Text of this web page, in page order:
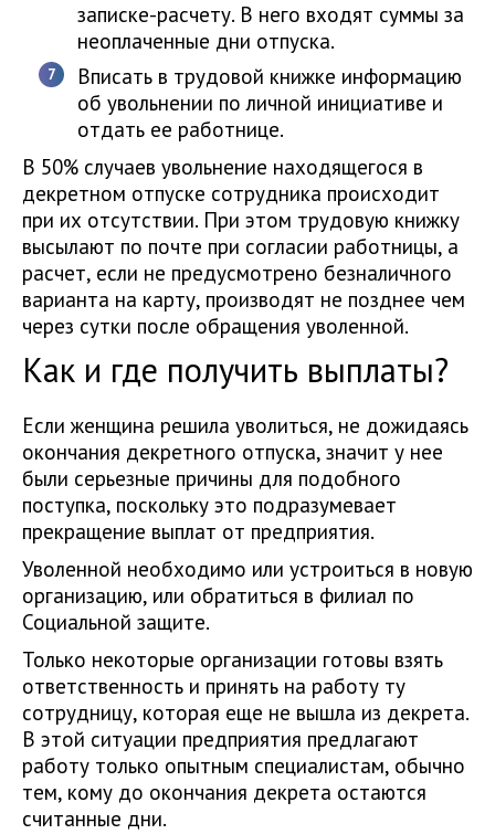
записке-расчету. В него входят суммы за
неоплаченные дни отпуска.
Вписать в трудовой книжке информацию
об увольнении по личной инициативе и
отдать ее работнице.
В 50% случаев увольнение находящегося в
декретном отпуске сотрудника происходит
при их отсутствии. При этом трудовую книжку
высылают по почте при согласии работницы, а
расчет, если не предусмотрено безналичного
варианта на карту, производят не позднее чем
через сутки после обращения уволенной.
Как и где получить выплаты?
Если женщина решила уволиться, не дожидаясь
окончания декретного отпуска, значит у нее
были серьезные причины для подобного
поступка, поскольку это подразумевает
прекращение выплат от предприятия.
Уволенной необходимо или устроиться в новую
организацию, или обратиться в филиал по
Социальной защите.
Только некоторые организации готовы взять
ответственность и принять на работу ту
сотрудницу, которая еще не вышла из декрета.
В этой ситуации предприятия предлагают
работу только опытным специалистам, обычно
тем, кому до окончания декрета остаются
считанные дни.